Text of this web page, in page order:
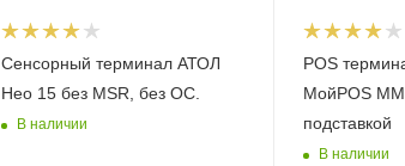
Сенсорный терминал АТОЛ
Нео 15 без MSR, без ОС.
В наличии
POS
МойPOS
подставкой
В наличии